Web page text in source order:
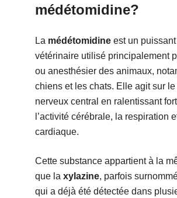
médétomidine?
La médétomidineest un puissant
vétérinaire utilisé principalement
ou anesthésier des animaux,
chiens et les chats. Elle agit sur
nerveux central en ralentissant
l’activité cérébrale, la respiration
cardiaque.
Cette substance appartient à la
que la xylazine, parfois
qui a déjà été détectée dans